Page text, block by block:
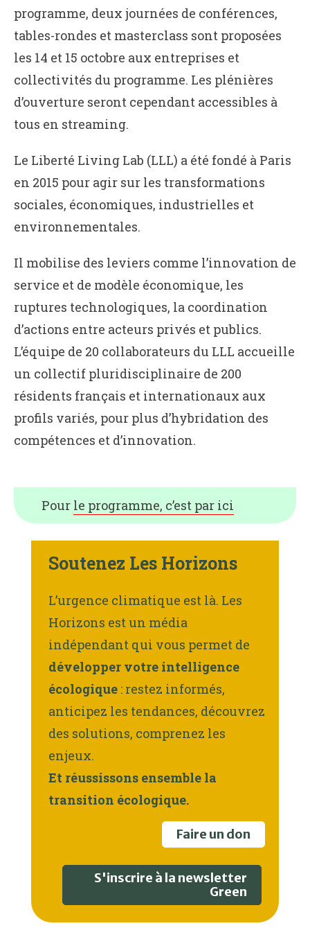
programme, deux journées de conférences,
tables-rondes et masterclass sont proposées
les 14 et 15 octobre aux entreprises et
collectivités du programme. Les plénières
d’ouverture seront cependant accessibles à
tous en streaming.
Le Liberté Living Lab (LLL) a été fondé à Paris
en 2015 pour agir sur les transformations
sociales, économiques, industrielles et
environnementales.
Il mobilise des leviers comme l’innovation de
service et de modèle économique, les
ruptures technologiques, la coordination
d’actions entre acteurs privés et publics.
L’équipe de 20 collaborateurs du LLL accueille
un collectif pluridisciplinaire de 200
résidents français et internationaux aux
profils variés, pour plus d’hybridation des
compétences et d’innovation.
Pour le programme, c’est par ici
Soutenez Les Horizons
L’urgence climatique est là. Les
Horizons est un média
indépendant qui vous permet de
développer votre intelligence
écologique : restez informés,
anticipez les tendances, découvrez
des solutions, comprenez les
enjeux.
Et réussissons ensemble la
transition écologique.
Faire un don
S'inscrire à la newsletter
Green